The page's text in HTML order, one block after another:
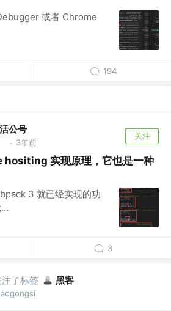
或者 Chrome
194
公号
· 3年前
关注
实现原理，它也是一种
3 就已经实现的功
3
注了标签 黑客